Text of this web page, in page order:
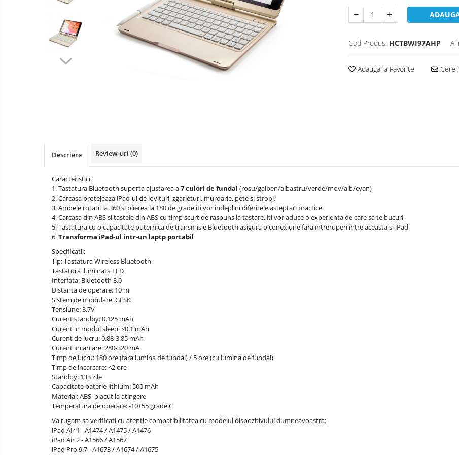
Alte accesorii calculatoare
Unitati optice
Instrumente de masura
conectori
video
compatibile
Jucarii
interactive
Laptopuri
Monitoare LED
Redresoare auto
Suporturi TV
Tastaturi si huse tablete
Cod Produs: HCTBWI97AHP Ai
Adauga la Favorite Cere
Descriere Review-uri (0)
Caracteristici:
1. Tastatura Bluetooth suporta ajustarea a7 culori de fundal (rosu/galben/albastru/verde/mov/alb/cyan)
2. Carcasa protejeaza iPad-ul de lovituri, zgarieturi, murdarie, pete si stropi.
3. Ambele rotatii la 360 si plierea la 180 de grade iti vor indeplini diferitele asteptari practice.
4. Carcasa din ABS si tastele din ABS cu timp scurt de raspuns la tastare, iti vor aduce o experienta de care sa te bucuri
5. Tastatura cu o capacitate puternica de transmisie Bluetooth asigura o conexiune fara intreruperi intre aceasta si iPad
6.Transforma iPad-ul intr-un laptp portabil
Specificatii:
Tip: Tastatura Wireless Bluetooth
Tastatura iluminata LED
Interfata: Bluetooth 3.0
Distanta de operare: 10 m
Sistem de modulare: GFSK
Tensiune: 3.7V
Curent standby: 0.125 mAh
Curent in modul sleep: <0.1 mAh
Curent de lucru: 0.88-3.85 mAh
Curent incarcare: 280-320 mA
Timp de lucru: 180 ore (fara lumina de fundal) / 5 ore (cu lumina de fundal)
Timp de incarcare: <2 ore
Standby: 133 zile
Capacitate baterie lithium: 500 mAh
Material: ABS, placut la atingere
Temperatura de operare: -10+55 grade C
Va rugam sa verificati cu atentie compatibilitatea cu modelul dispozitivului dumneavoastra:
iPad Air 1 - A1474 / A1475 / A1476
iPad Air 2 - A1566 / A1567
iPad Pro 9.7 - A1673 / A1674 / A1675